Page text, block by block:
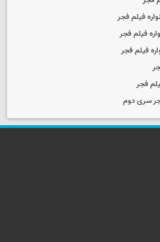
فیلم فجر
فیلم فجر
فیلم فجر
فجر
سری دوم